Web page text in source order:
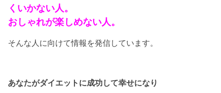
くいかない人。
おしゃれが楽しめない人。
そんな人に向けて情報を発信しています。
あなたがダイエットに成功して幸せになり